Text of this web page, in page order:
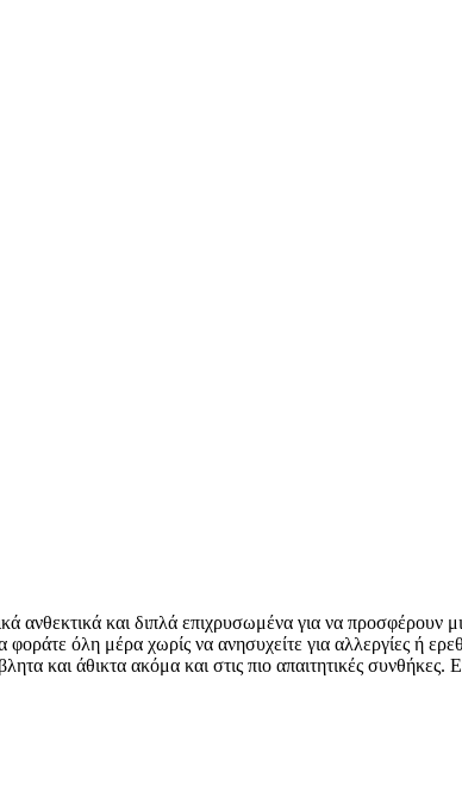
ανθεκτικά και διπλά επιχρυσωμένα για να
όλη μέρα χωρίς να ανησυχείτε για αλλεργίες ή
και άθικτα ακόμα και στις πιο απαιτητικές